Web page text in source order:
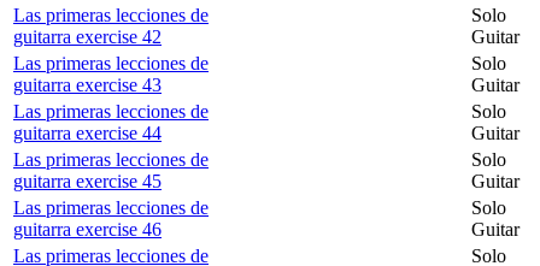
Las primeras lecciones de
guitarra exercise 42
Solo
Guitar
Las primeras lecciones de
guitarra exercise 43
Solo
Guitar
Las primeras lecciones de
guitarra exercise 44
Solo
Guitar
Las primeras lecciones de
guitarra exercise 45
Solo
Guitar
Las primeras lecciones de
guitarra exercise 46
Solo
Guitar
Las primeras lecciones de
Solo